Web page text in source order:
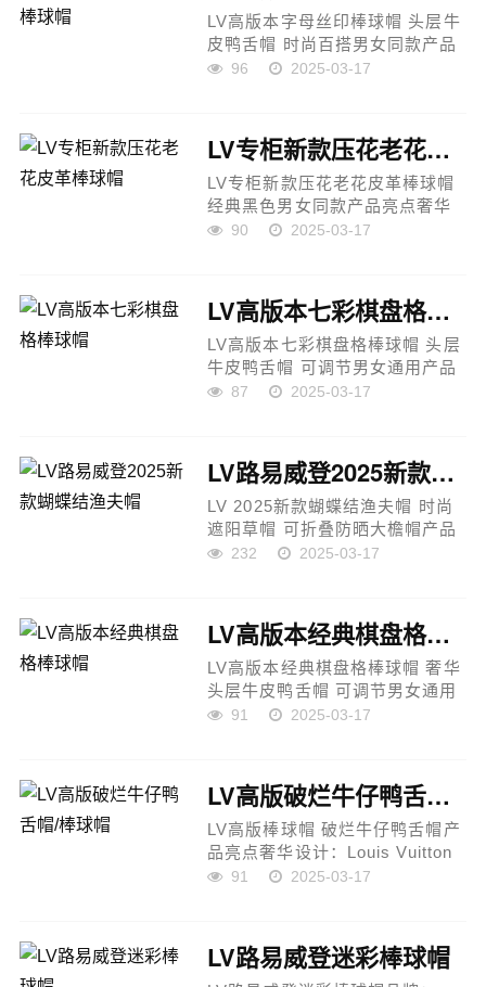
LV高版本字母丝印棒球帽 头层牛
皮鸭舌帽 时尚百搭男女同款产品
亮点奢华设计：LV路易威登新款
高端材质：精选原版丝印绸缎面
料...
96 2025-03-17
LV专柜新款压花老花皮革棒球帽
LV专柜新款压花老花皮革棒球帽
经典黑色男女同款产品亮点奢华
设计：LV专柜新款棒球帽，经典
质皮革，柔软细腻，透气舒适，
适合四...
90 2025-03-17
LV高版本七彩棋盘格棒球帽
LV高版本七彩棋盘格棒球帽 头层
牛皮鸭舌帽 可调节男女通用产品
亮点奢华设计：LV路易威登新款
质：原版专柜PU皮革搭配头层
牛...
87 2025-03-17
LV路易威登2025新款蝴蝶结渔夫帽
LV 2025新款蝴蝶结渔夫帽 时尚
遮阳草帽 可折叠防晒大檐帽产品
亮点奢华设计：路易威登2025新
盈透气草编材质，舒适亲肤，适
合...
232 2025-03-17
LV高版本经典棋盘格棒球帽
LV高版本经典棋盘格棒球帽 奢华
头层牛皮鸭舌帽 可调节男女通用
产品亮点奢华工艺：LV路易威登
经典设计：标志性棋盘格元
素，...
91 2025-03-17
LV高版破烂牛仔鸭舌帽/棒球帽
LV高版棒球帽 破烂牛仔鸭舌帽产
品亮点奢华设计：Louis Vuitton
全新LV棒球帽，采用重工打造工
牛仔设计，适合各种风格穿搭，
男女...
91 2025-03-17
LV路易威登迷彩棒球帽